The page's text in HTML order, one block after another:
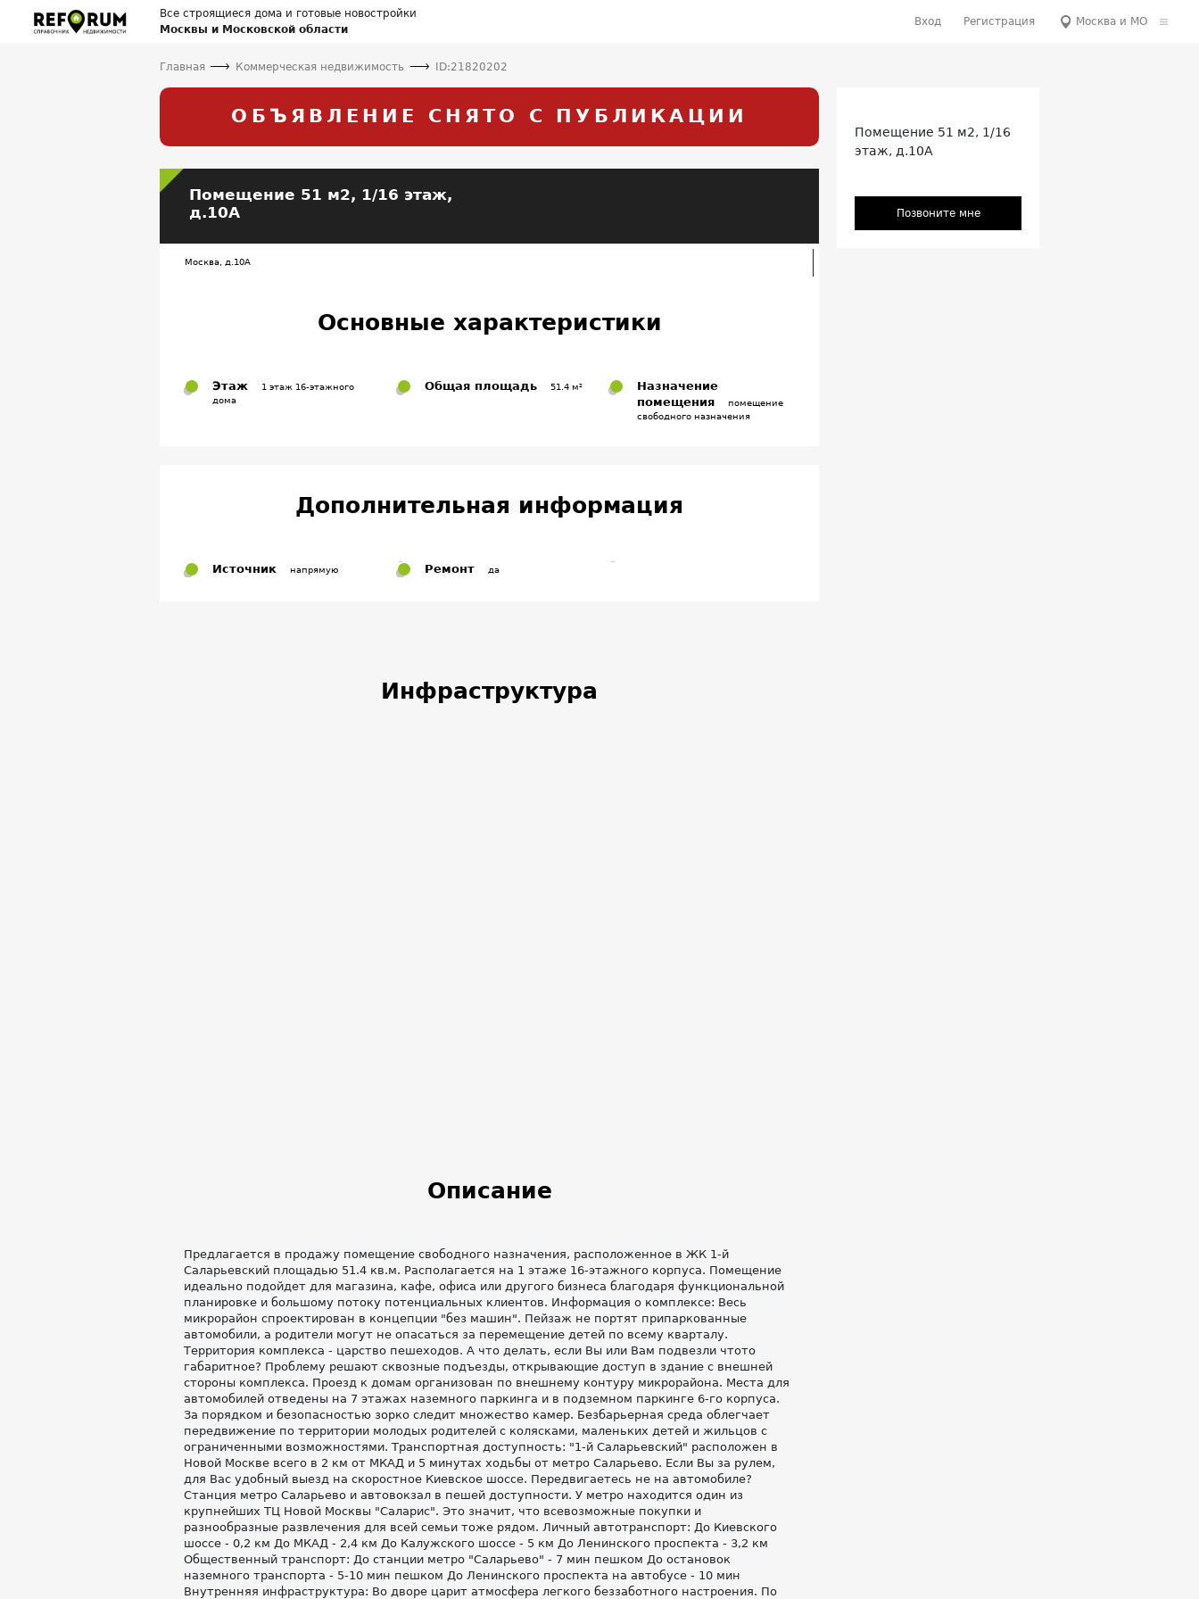
Все строящиеся дома и готовые новостройки
Москвы и Московской области
Вход Регистрация Москва и МО
Главная Коммерческая недвижимость ID:21820202
ОБЪЯВЛЕНИЕ СНЯТО С ПУБЛИКАЦИИ
Помещение 51 м2, 1/16 этаж,
д.10А
Москва, д.10А
Основные характеристики
Этаж
1 этаж 16-этажного
дома
Общая площадь 51.4 м²
Назначение
помещения
помещение
свободного назначения
Дополнительная информация
Источник напрямую Ремонт да
Инфраструктура
Описание
Предлагается в продажу помещение свободного назначения, расположенное в ЖК 1-й
Саларьевский площадью 51.4 кв.м. Располагается на 1 этаже 16-этажного корпуса. Помещение
идеально подойдет для магазина, кафе, офиса или другого бизнеса благодаря функциональной
планировке и большому потоку потенциальных клиентов. Информация о комплексе: Весь
микрорайон спроектирован в концепции "без машин". Пейзаж не портят припаркованные
автомобили, а родители могут не опасаться за перемещение детей по всему кварталу.
Территория комплекса - царство пешеходов. А что делать, если Вы или Вам подвезли чтото
габаритное? Проблему решают сквозные подъезды, открывающие доступ в здание с внешней
стороны комплекса. Проезд к домам организован по внешнему контуру микрорайона. Места для
автомобилей отведены на 7 этажах наземного паркинга и в подземном паркинге 6-го корпуса.
За порядком и безопасностью зорко следит множество камер. Безбарьерная среда облегчает
передвижение по территории молодых родителей с колясками, маленьких детей и жильцов с
ограниченными возможностями. Транспортная доступность: "1-й Саларьевский" расположен в
Новой Москве всего в 2 км от МКАД и 5 минутах ходьбы от метро Саларьево. Если Вы за рулем,
для Вас удобный выезд на скоростное Киевское шоссе. Передвигаетесь не на автомобиле?
Станция метро Саларьево и автовокзал в пешей доступности. У метро находится один из
крупнейших ТЦ Новой Москвы "Саларис". Это значит, что всевозможные покупки и
разнообразные развлечения для всей семьи тоже рядом. Личный автотранспорт: До Киевского
шоссе - 0,2 км До МКАД - 2,4 км До Калужского шоссе - 5 км До Ленинского проспекта - 3,2 км
Общественный транспорт: До станции метро "Саларьево" - 7 мин пешком До остановок
наземного транспорта - 5-10 мин пешком До Ленинского проспекта на автобусе - 10 мин
Внутренняя инфраструктура: Во дворе царит атмосфера легкого беззаботного настроения. По
Помещение 51 м2, 1/16
этаж, д.10А
Позвоните мне